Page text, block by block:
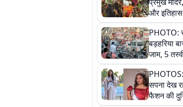
और
तस्वीरों में
PHOTO:
बड़हरिया
जाम, 5
अव्यवस्था
सपना देख
फैशन की